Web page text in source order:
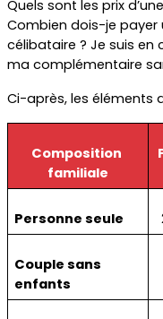
Quels sont les prix
Combien dois-je payer
célibataire ? Je suis
ma complémentaire
Ci-après, les éléments
Composition
familiale
Personne seule
Couple sans
enfants